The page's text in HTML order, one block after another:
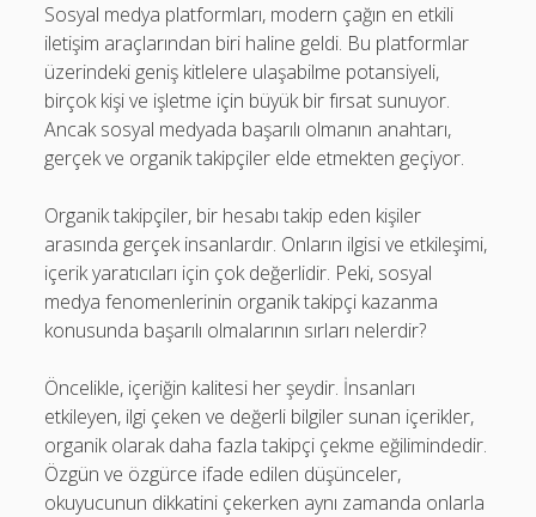
Sosyal medya platformları, modern çağın en etkili
iletişim araçlarından biri haline geldi. Bu platformlar
üzerindeki geniş kitlelere ulaşabilme potansiyeli,
birçok kişi ve işletme için büyük bir fırsat sunuyor.
Ancak sosyal medyada başarılı olmanın anahtarı,
gerçek ve organik takipçiler elde etmekten geçiyor.
Organik takipçiler, bir hesabı takip eden kişiler
arasında gerçek insanlardır. Onların ilgisi ve etkileşimi,
içerik yaratıcıları için çok değerlidir. Peki, sosyal
medya fenomenlerinin organik takipçi kazanma
konusunda başarılı olmalarının sırları nelerdir?
Öncelikle, içeriğin kalitesi her şeydir. İnsanları
etkileyen, ilgi çeken ve değerli bilgiler sunan içerikler,
organik olarak daha fazla takipçi çekme eğilimindedir.
Özgün ve özgürce ifade edilen düşünceler,
okuyucunun dikkatini çekerken aynı zamanda onlarla